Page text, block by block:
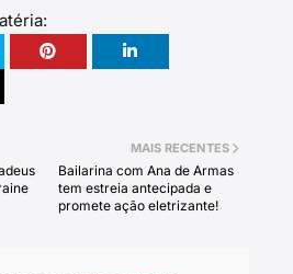
MAIS RECENTES
Bailarina com Ana de Armas
tem estreia antecipada e
promete ação eletrizante!